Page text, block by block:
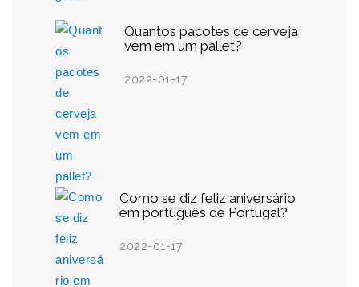
Quantos pacotes de cerveja
vem em um pallet?
2022-01-17
Como se diz feliz aniversário
em português de Portugal?
2022-01-17